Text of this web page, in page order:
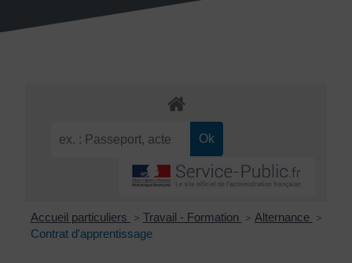
Accueil particuliers > Travail - Formation > Alternance >
Contrat d'apprentissage